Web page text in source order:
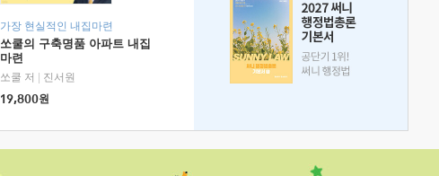
가장 현실적인 내집마련
쏘쿨의 구축명품 아파트 내집
마련
쏘쿨 저
진서원
19,800원